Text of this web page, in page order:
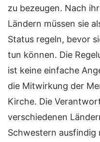
zu bezeugen. Nach
Ländern müssen sie
Status regeln, bevor
tun können. Die
ist keine einfache
die Mitwirkung der
Kirche. Die
verschiedenen
Schwestern ausfindig